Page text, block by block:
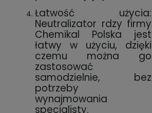
Łatwość użycia:
Neutralizator rdzy firmy
Chemikal Polska jest
łatwy w użyciu, dzięki
czemu można go
zastosować
samodzielnie, bez
potrzeby
wynajmowania
specjalisty.